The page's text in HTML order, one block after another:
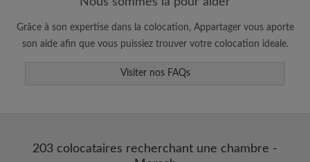
Consultez les chambres et les profils des
Sauvegardez vos recherches
annonce correspondant à vos critères
Grâce à son expertise dans la colocation, Appartager vous aporte
son aide afin que vous puissiez trouver votre colocation ideale.
Visiter nos FAQs
203 colocataires recherchant une chambre -